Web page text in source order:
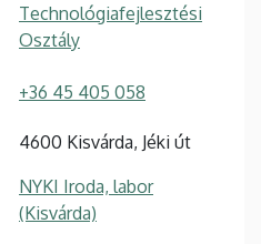
Technológiafejlesztési
Osztály
+36 45 405 058
4600 Kisvárda, Jéki út
NYKI Iroda, labor
(Kisvárda)